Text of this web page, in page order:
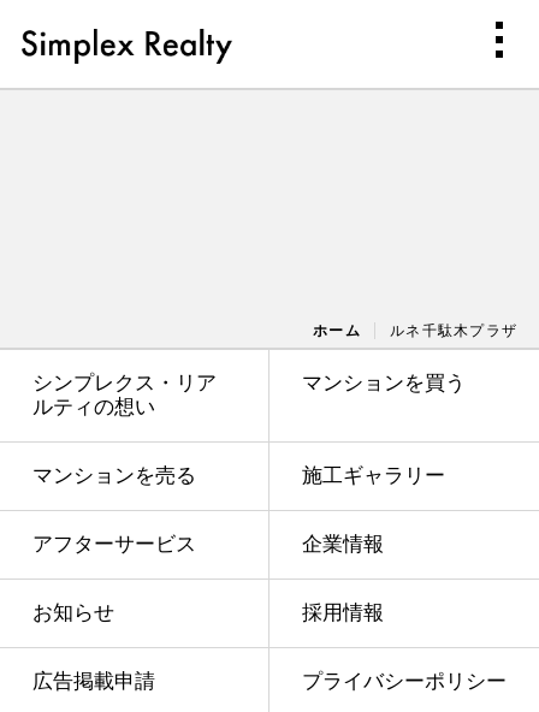
ホーム ルネ千駄木プラザ
シンプレクス・リア
ルティの想い
マンションを買う
マンションを売る 施工ギャラリー
アフターサービス 企業情報
お知らせ 採用情報
広告掲載申請 プライバシーポリシー